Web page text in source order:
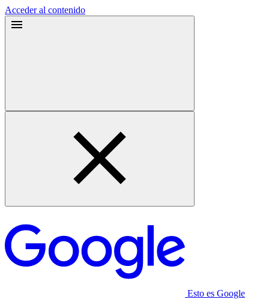
Acceder al contenido
Esto es Google